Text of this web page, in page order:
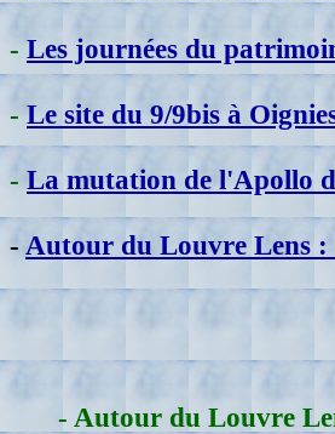
-Les journées du
-Le site du 9/9bis à
- La mutation de l'Apollo
- Autour du Louvre Lens :
- Autour du Louvre